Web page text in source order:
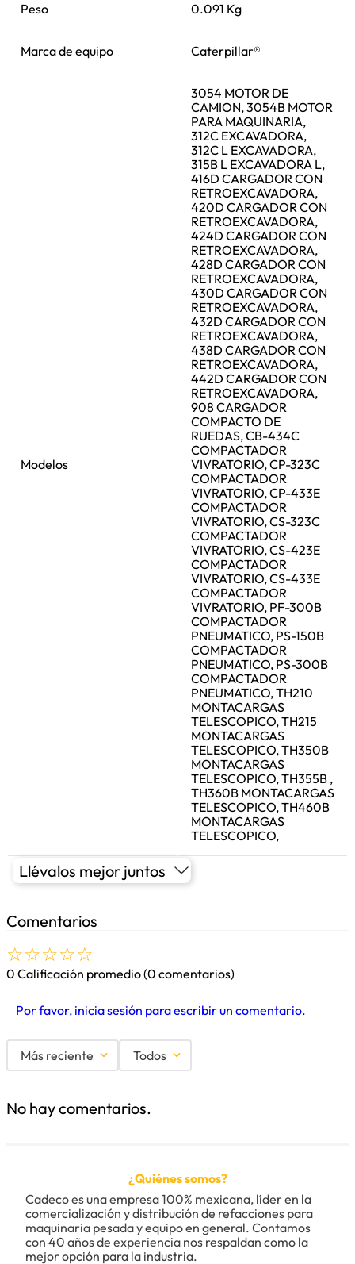
Peso 0.091 Kg
Marca de equipo Caterpillar®
Modelos
3054 MOTOR DE
CAMION, 3054B MOTOR
PARA MAQUINARIA,
312C EXCAVADORA,
312C L EXCAVADORA,
315B L EXCAVADORA L,
416D CARGADOR CON
RETROEXCAVADORA,
420D CARGADOR CON
RETROEXCAVADORA,
424D CARGADOR CON
RETROEXCAVADORA,
428D CARGADOR CON
RETROEXCAVADORA,
430D CARGADOR CON
RETROEXCAVADORA,
432D CARGADOR CON
RETROEXCAVADORA,
438D CARGADOR CON
RETROEXCAVADORA,
442D CARGADOR CON
RETROEXCAVADORA,
908 CARGADOR
COMPACTO DE
RUEDAS, CB-434C
COMPACTADOR
VIVRATORIO, CP-323C
COMPACTADOR
VIVRATORIO, CP-433E
COMPACTADOR
VIVRATORIO, CS-323C
COMPACTADOR
VIVRATORIO, CS-423E
COMPACTADOR
VIVRATORIO, CS-433E
COMPACTADOR
VIVRATORIO, PF-300B
COMPACTADOR
PNEUMATICO, PS-150B
COMPACTADOR
PNEUMATICO, PS-300B
COMPACTADOR
PNEUMATICO, TH210
MONTACARGAS
TELESCOPICO, TH215
MONTACARGAS
TELESCOPICO, TH350B
MONTACARGAS
TELESCOPICO, TH355B ,
TH360B MONTACARGAS
TELESCOPICO, TH460B
MONTACARGAS
TELESCOPICO,
Llévalos mejor juntos
Comentarios
☆☆☆☆☆
0 Calificación promedio(0 comentarios)
Por favor, inicia sesión para escribir un comentario.
Más reciente Todos
No hay comentarios.
¿Quiénes somos?
Cadeco es una empresa 100% mexicana, líder en la
comercialización y distribución de refacciones para
maquinaria pesada y equipo en general. Contamos
con 40 años de experiencia nos respaldan como la
mejor opción para la industria.